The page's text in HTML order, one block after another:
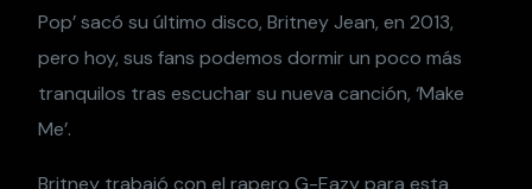
Pop’ sacó su último disco, Britney Jean, en 2013,
pero hoy, sus fans podemos dormir un poco más
tranquilos tras escuchar su nueva canción, ‘Make
Me’.
Britney trabajó con el rapero G-Eazy para esta